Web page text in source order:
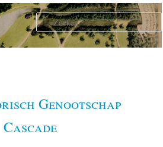
Genootschap
Cascade